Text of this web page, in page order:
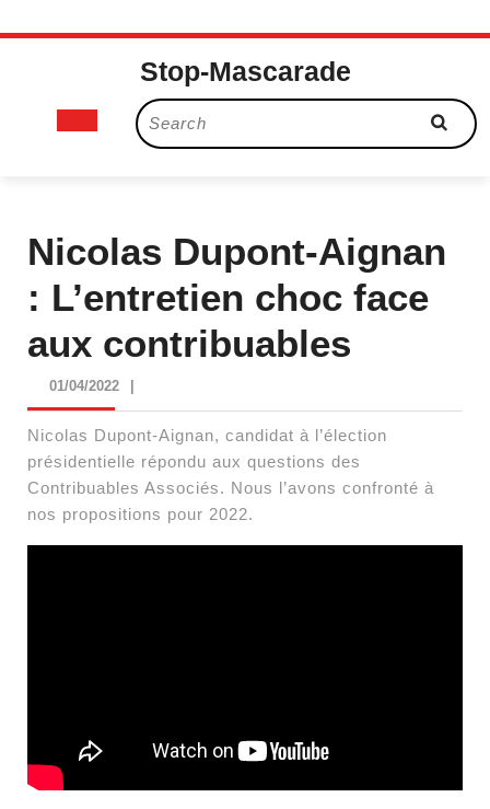
Skip
Stop-Mascarade
Open
Search
for:
Nicolas Dupont-Aignan
: L’entretien choc face
aux contribuables
01/04/202201/04/2022
Nicolas Dupont-Aignan, candidat à l’élection
présidentielle répondu aux questions des
Contribuables Associés. Nous l’avons confronté à
nos propositions pour 2022.